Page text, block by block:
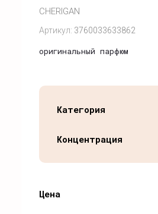
Артикул: 3760033633862
CHERIGAN
оригинальный парфюм
Цена
Категория
Концентрация